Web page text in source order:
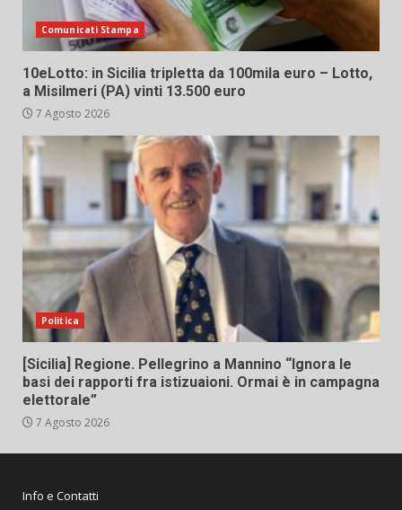
Comunicati Stampa
10eLotto: in Sicilia tripletta da 100mila euro – Lotto,
a Misilmeri (PA) vinti 13.500 euro
7 Agosto 2026
Politica
[Sicilia] Regione. Pellegrino a Mannino “Ignora le
basi dei rapporti fra istizuaioni. Ormai è in campagna
elettorale”
7 Agosto 2026
Info e Contatti